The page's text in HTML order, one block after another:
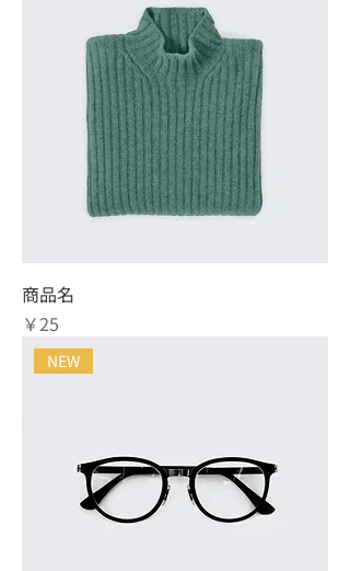
商品名
価格
￥25
NEW